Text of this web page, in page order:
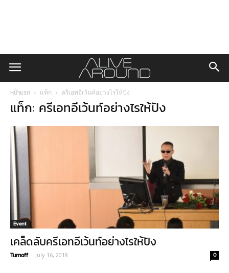
หน้าแรก แท็ก ครีเอทอีเว้นท์อย่างไรให้ปัง
แท็ก: ครีเอทอีเว้นท์อย่างไรให้ปัง
Event
เคล็ดลับครีเอทอีเว้นท์อย่างไรให้ปัง
Turnoff - July 16, 2018 0